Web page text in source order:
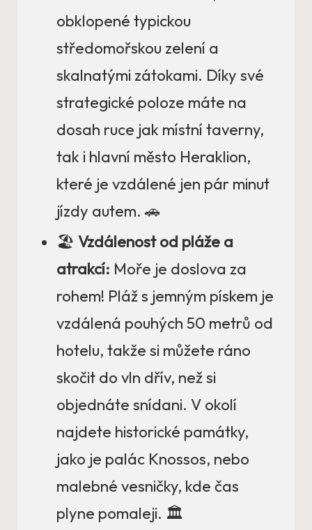
obklopené typickou
středomořskou zelení a
skalnatými zátokami. Díky své
strategické poloze máte na
dosah ruce jak místní taverny,
tak i hlavní město Heraklion,
které je vzdálené jen pár minut
jízdy autem. 🚗
🏖️ Vzdálenost od pláže a
atrakcí: Moře je doslova za
rohem! Pláž s jemným pískem je
vzdálená pouhých 50 metrů od
hotelu, takže si můžete ráno
skočit do vln dřív, než si
objednáte snídani. V okolí
najdete historické památky,
jako je palác Knossos, nebo
malebné vesničky, kde čas
plyne pomaleji. 🏛️